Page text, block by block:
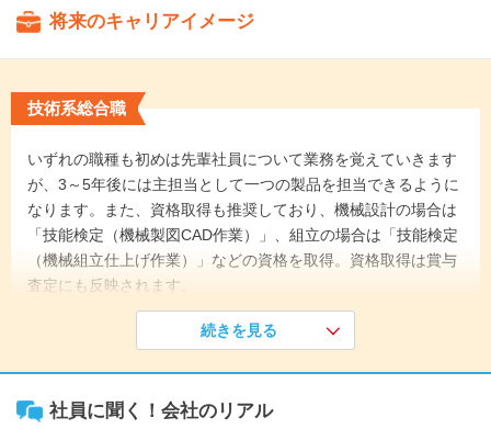
将来のキャリアイメージ
技術系総合職
いずれの職種も初めは先輩社員について業務を覚えていきます
が、3～5年後には主担当として一つの製品を担当できるように
なります。また、資格取得も推奨しており、機械設計の場合は
「技能検定（機械製図CAD作業）」、組立の場合は「技能検定
（機械組立仕上げ作業）」などの資格を取得。資格取得は賞与
査定にも反映されます。
ながら、部品の名前や設備の特徴、作業手順など、基本的な業
続きを見る
社員に聞く！会社のリアル